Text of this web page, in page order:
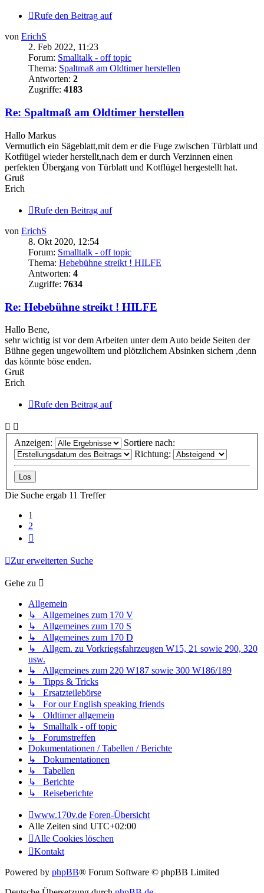
Rufe den Beitrag auf
von ErichS
2. Feb 2022, 11:23
Forum: Smalltalk - off topic
Thema: Spaltmaß am Oldtimer herstellen
Antworten: 2
Zugriffe: 4183
Re: Spaltmaß am Oldtimer herstellen
Hallo Markus
Vermutlich ein Sägeblatt,mit dem er die Fuge zwischen Türblatt und
Kotfiügel wieder herstellt,nach dem er durch Verzinnen einen
perfekten Übergang von Türblatt und Kotflügel hergestellt hat.
Gruß
Erich
Rufe den Beitrag auf
von ErichS
8. Okt 2020, 12:54
Forum: Smalltalk - off topic
Thema: Hebebühne streikt ! HILFE
Antworten: 4
Zugriffe: 7634
Re: Hebebühne streikt ! HILFE
Hallo Bene,
sehr wichtig ist vor dem Arbeiten unter dem Auto beide Seiten der
Bühne gegen ungewolltem und plötzlichem Absinken sichern ,denn
das könnte böse enden.
Gruß
Erich
Rufe den Beitrag auf
Anzeigen:
Sortiere nach:
Richtung:
Die Suche ergab 11 Treffer
1
2
Zur erweiterten Suche
Gehe zu
Allgemein
↳ Allgemeines zum 170 V
↳ Allgemeines zum 170 S
↳ Allgemeines zum 170 D
↳ Allgem. zu Vorkriegsfahrzeugen W15, 21 sowie 290, 320
usw.
↳ Allgemeines zum 220 W187 sowie 300 W186/189
↳ Tipps & Tricks
↳ Ersatzteilebörse
↳ For our English speaking friends
↳ Oldtimer allgemein
↳ Smalltalk - off topic
↳ Forumstreffen
Dokumentationen / Tabellen / Berichte
↳ Dokumentationen
↳ Tabellen
↳ Berichte
↳ Reiseberichte
www.170v.de Foren-Übersicht
Alle Zeiten sind UTC+02:00
Alle Cookies löschen
Kontakt
Powered by phpBB® Forum Software © phpBB Limited